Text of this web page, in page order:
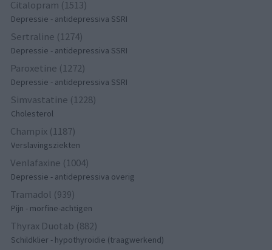
Citalopram (1513)
Depressie - antidepressiva SSRI
Sertraline (1274)
Depressie - antidepressiva SSRI
Paroxetine (1272)
Depressie - antidepressiva SSRI
Simvastatine (1228)
Cholesterol
Champix (1187)
Verslavingsziekten
Venlafaxine (1004)
Depressie - antidepressiva overig
Tramadol (939)
Pijn - morfine-achtigen
Thyrax Duotab (882)
Schildklier - hypothyroidie (traagwerkend)